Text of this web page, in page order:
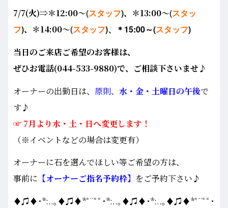
7/7(火)⇒＊12:00～(スタッフ)、＊13:00～(スタッ
フ)、 ＊14:00～(スタッフ)、＊15:00～(スタッフ)
当日のご来店ご希望のお客様は、
ぜひお電話(044-533-9880)で、ご相談下さいませ♪
オーナーの出勤日は、 原則、 水・金・土曜日の午後で
す♪
☞ 7月より水・土・日へ変更します！
（※イベントなどの場合は変更有）
オーナーに石を選んでほしい等ご希望の方は、
事前に 【オーナーご指名予約枠】 をご予約下さい♪
♦♫♦･*:..｡♦♫♦*ﾟ¨ﾟﾟ･*:..｡♦♫♦･*:..｡♦♫♦*ﾟ¨ﾟﾟ･